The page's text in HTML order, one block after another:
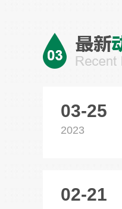
03-25
2023
02-21